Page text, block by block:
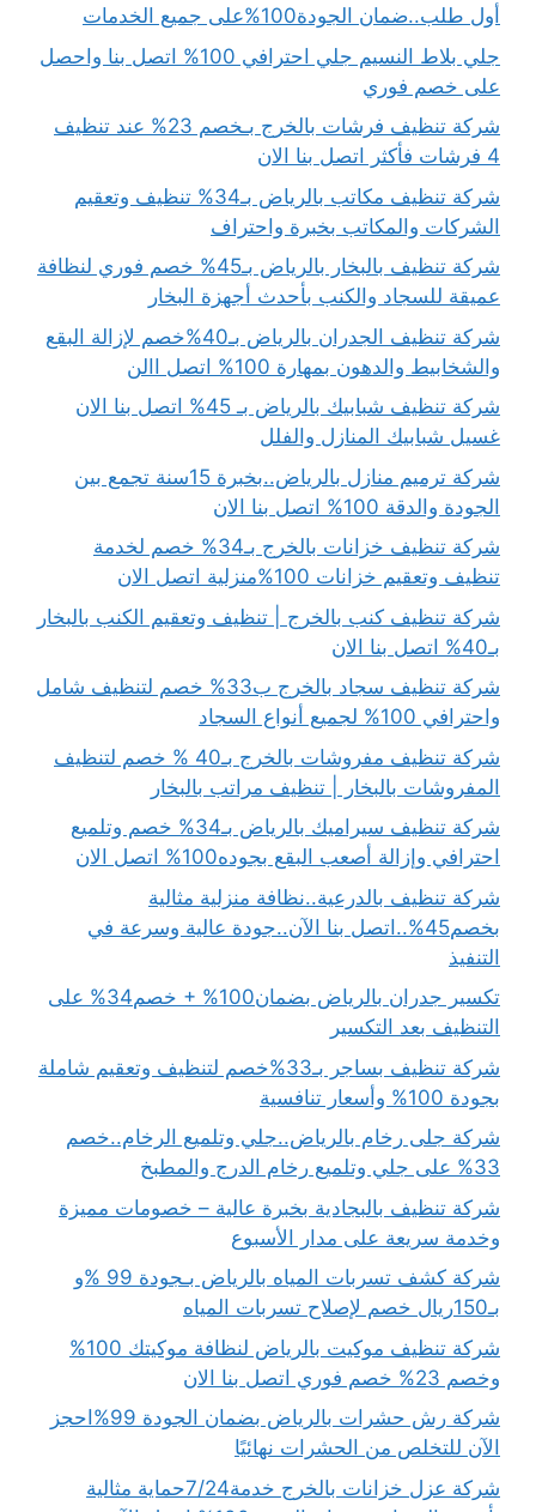
أول طلب..ضمان الجودة100%على جميع الخدمات
جلي بلاط النسيم جلي احترافي 100% اتصل بنا واحصل
على خصم فوري
شركة تنظيف فرشات بالخرج بـخصم 23% عند تنظيف
4 فرشات فأكثر اتصل بنا الان
شركة تنظيف مكاتب بالرياض بـ34% تنظيف وتعقيم
الشركات والمكاتب بخبرة واحتراف
شركة تنظيف بالبخار بالرياض بـ45% خصم فوري لنظافة
عميقة للسجاد والكنب بأحدث أجهزة البخار
شركة تنظيف الجدران بالرياض بـ40%خصم لإزالة البقع
والشخابيط والدهون بمهارة 100% اتصل االن
شركة تنظيف شبابيك بالرياض بـ 45% اتصل بنا الان
غسيل شبابيك المنازل والفلل
شركة ترميم منازل بالرياض..بخبرة 15سنة تجمع بين
الجودة والدقة 100% اتصل بنا الان
شركة تنظيف خزانات بالخرج بـ34% خصم لخدمة
تنظيف وتعقيم خزانات 100%منزلية اتصل الان
شركة تنظيف كنب بالخرج | تنظيف وتعقيم الكنب بالبخار
بـ40% اتصل بنا الان
شركة تنظيف سجاد بالخرج ب33% خصم لتنظيف شامل
واحترافي 100% لجميع أنواع السجاد
شركة تنظيف مفروشات بالخرج بـ40 % خصم لتنظيف
المفروشات بالبخار | تنظيف مراتب بالبخار
شركة تنظيف سيراميك بالرياض بـ34% خصم وتلميع
احترافي وإزالة أصعب البقع بجوده100% اتصل الان
شركة تنظيف بالدرعية..نظافة منزلية مثالية
بخصم45%..اتصل بنا الآن..جودة عالية وسرعة في
التنفيذ
تكسير جدران بالرياض بضمان100% + خصم34% على
التنظيف بعد التكسير
شركة تنظيف بساجر بـ33%خصم لتنظيف وتعقيم شاملة
بجودة 100% وأسعار تنافسية
شركة جلى رخام بالرياض..جلي وتلميع الرخام..خصم
33% على جلي وتلميع رخام الدرج والمطبخ
شركة تنظيف بالبجادية بخبرة عالية – خصومات مميزة
وخدمة سريعة على مدار الأسبوع
شركة كشف تسربات المياه بالرياض بـجودة 99 %و
بـ150ريال خصم لإصلاح تسربات المياه
شركة تنظيف موكيت بالرياض لنظافة موكيتك 100%
وخصم 23% خصم فوري اتصل بنا الان
شركة رش حشرات بالرياض بضمان الجودة 99%احجز
الآن للتخلص من الحشرات نهائيًا
شركة عزل خزانات بالخرج خدمة7/24حماية مثالية